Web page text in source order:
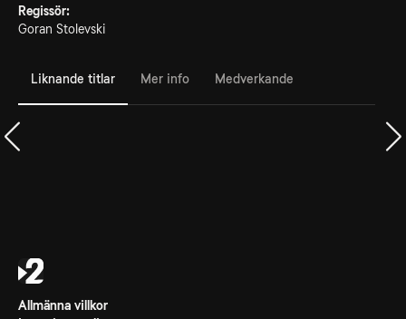
Regissör:
Goran Stolevski
Liknande titlar Mer info Medverkande
Allmänna villkor